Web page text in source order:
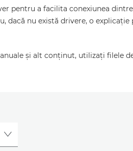
pentru a facilita conexiunea
dacă nu există drivere, o
şi alt conţinut, utilizaţi filele